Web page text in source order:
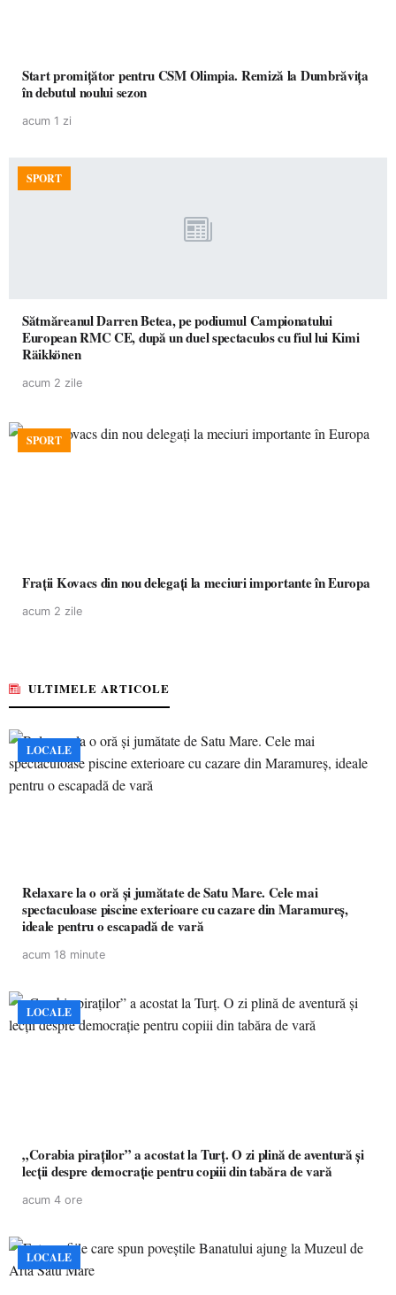
Start promițător pentru CSM Olimpia. Remiză la Dumbrăvița
în debutul noului sezon
acum 1 zi
SPORT
Sătmăreanul Darren Betea, pe podiumul Campionatului
European RMC CE, după un duel spectaculos cu fiul lui Kimi
Räikkönen
acum 2 zile
SPORT
Frații Kovacs din nou delegați la meciuri importante în Europa
acum 2 zile
ULTIMELE ARTICOLE
LOCALE
Relaxare la o oră și jumătate de Satu Mare. Cele mai
spectaculoase piscine exterioare cu cazare din Maramureș,
ideale pentru o escapadă de vară
acum 18 minute
LOCALE
„Corabia piraților” a acostat la Turț. O zi plină de aventură și
lecții despre democrație pentru copiii din tabăra de vară
acum 4 ore
LOCALE